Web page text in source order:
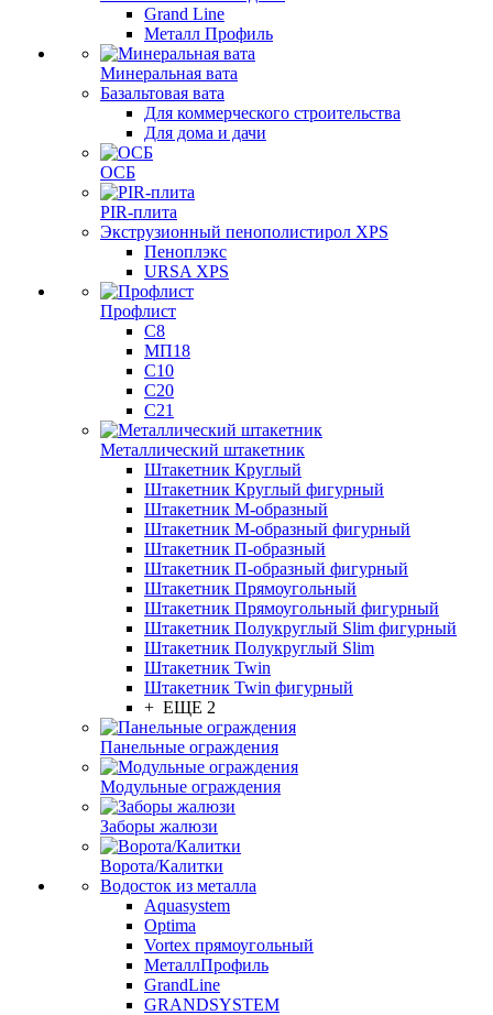
Grand Line
Металл Профиль
Минеральная вата
Базальтовая вата
Для коммерческого строительства
Для дома и дачи
ОСБ
PIR-плита
Экструзионный пенополистирол XPS
Пеноплэкс
URSA XPS
Профлист
С8
МП18
С10
С20
С21
Металлический штакетник
Штакетник Круглый
Штакетник Круглый фигурный
Штакетник М-образный
Штакетник М-образный фигурный
Штакетник П-образный
Штакетник П-образный фигурный
Штакетник Прямоугольный
Штакетник Прямоугольный фигурный
Штакетник Полукруглый Slim фигурный
Штакетник Полукруглый Slim
Штакетник Twin
Штакетник Twin фигурный
+ ЕЩЕ 2
Панельные ограждения
Модульные ограждения
Заборы жалюзи
Ворота/Калитки
Водосток из металла
Aquasystem
Optima
Vortex прямоугольный
МеталлПрофиль
GrandLine
GRANDSYSTEM